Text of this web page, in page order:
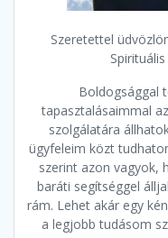
Szeretettel
Boldogsággal
tapasztalásaimmal
szolgálatára
ügyfeleim közt
szerint azon vagyok,
baráti segítséggel
rám. Lehet akár egy
a legjobb tudásom